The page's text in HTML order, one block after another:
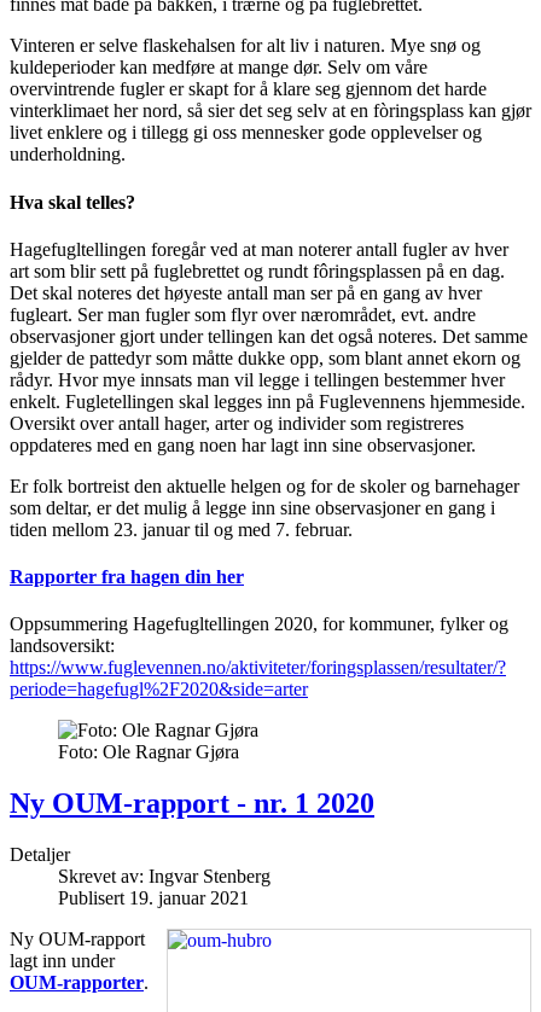
finnes mat både på bakken, i trærne og på fuglebrettet.
Vinteren er selve flaskehalsen for alt liv i naturen. Mye snø og
kuldeperioder kan medføre at mange dør. Selv om våre
overvintrende fugler er skapt for å klare seg gjennom det harde
vinterklimaet her nord, så sier det seg selv at en fòringsplass kan gjør
livet enklere og i tillegg gi oss mennesker gode opplevelser og
underholdning.
Hva skal telles?
Hagefugltellingen foregår ved at man noterer antall fugler av hver
art som blir sett på fuglebrettet og rundt fôringsplassen på en dag.
Det skal noteres det høyeste antall man ser på en gang av hver
fugleart. Ser man fugler som flyr over nærområdet, evt. andre
observasjoner gjort under tellingen kan det også noteres. Det samme
gjelder de pattedyr som måtte dukke opp, som blant annet ekorn og
rådyr. Hvor mye innsats man vil legge i tellingen bestemmer hver
enkelt. Fugletellingen skal legges inn på Fuglevennens hjemmeside.
Oversikt over antall hager, arter og individer som registreres
oppdateres med en gang noen har lagt inn sine observasjoner.
Er folk bortreist den aktuelle helgen og for de skoler og barnehager
som deltar, er det mulig å legge inn sine observasjoner en gang i
tiden mellom 23. januar til og med 7. februar.
Rapporter fra hagen din her
Oppsummering Hagefugltellingen 2020, for kommuner, fylker og
landsoversikt:
https://www.fuglevennen.no/aktiviteter/foringsplassen/resultater/?
periode=hagefugl%2F2020&side=arter
Foto: Ole Ragnar Gjøra
Ny OUM-rapport - nr. 1 2020
Detaljer
Skrevet av: Ingvar Stenberg
Publisert 19. januar 2021
Ny OUM-rapport
lagt inn under
OUM-rapporter.